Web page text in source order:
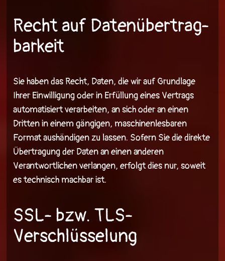
Recht auf Daten­übertrag­
barkeit
Sie haben das Recht, Daten, die wir auf Grundlage
Ihrer Einwilligung oder in Erfüllung eines Vertrags
automatisiert verarbeiten, an sich oder an einen
Dritten in einem gängigen, maschinenlesbaren
Format aushändigen zu lassen. Sofern Sie die direkte
Übertragung der Daten an einen anderen
Verantwortlichen verlangen, erfolgt dies nur, soweit
es technisch machbar ist.
SSL- bzw. TLS-
Verschlüsselung